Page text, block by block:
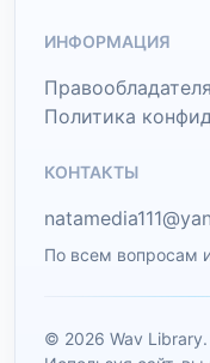
ИНФОРМАЦИЯ
Политика
КОНТАКТЫ
По всем вопросам
© 2026 Wav